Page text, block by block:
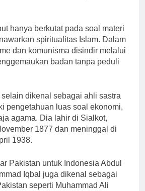
hanya berkutat pada soal materi
spiritualitas Islam. Dalam
dan komunisma disindir melalui
badan tanpa peduli
dikenal sebagai ahli sastra
pengetahuan luas soal ekonomi,
agama. Dia lahir di Sialkot,
1877 dan meninggal di
1938.
Pakistan untuk Indonesia Abdul
Iqbal juga dikenal sebagai
seperti Muhammad Ali